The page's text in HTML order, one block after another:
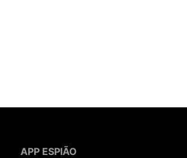
APP ESPIÃO